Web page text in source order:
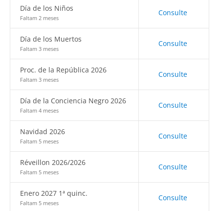
Día de los Niños
Faltam 2 meses
Consulte
Día de los Muertos
Faltam 3 meses
Consulte
Proc. de la República 2026
Faltam 3 meses
Consulte
Día de la Conciencia Negro 2026
Faltam 4 meses
Consulte
Navidad 2026
Faltam 5 meses
Consulte
Réveillon 2026/2026
Faltam 5 meses
Consulte
Enero 2027 1ª quinc.
Faltam 5 meses
Consulte